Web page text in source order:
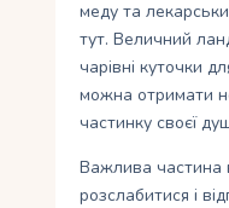
меду та
тут. Величний
чарівні куточки
можна отримати
частинку своєї
Важлива частина
розслабитися і